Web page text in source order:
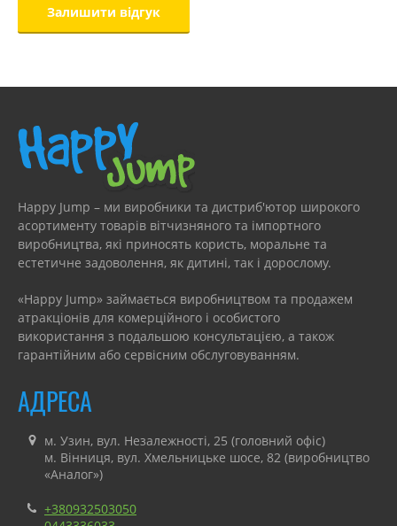
Happy Jump – ми виробники та дистриб'ютор широкого
асортименту товарів вітчизняного та імпортного
виробництва, які приносять користь, моральне та
естетичне задоволення, як дитині, так і дорослому.
«Happy Jump» займається виробництвом та продажем
атракціонів для комерційного і особистого
використання з подальшою консультацією, а також
гарантійним або сервісним обслуговуванням.
АДРЕСА
м. Узин, вул. Незалежності, 25 (головний офіс)
м. Вінниця, вул. Хмельницьке шосе, 82 (виробництво
«Аналог»)
+380932503050